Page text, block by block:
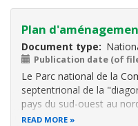
Plan
Document type
Publication date (of
Le Parc national de la
septentrional de la
pays du sud-ouest au
réseau d’aires protégées
READ MORE